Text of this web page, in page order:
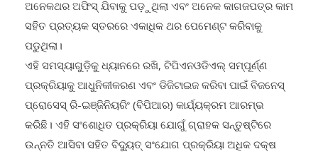
ଅନେକଥର ଅଫିସ୍ ଯିବାକୁ ପଡ଼ୁଥିଲା ଏବଂ ଅନେକ କାଗଜପତ୍ର କାମ
ସହିତ ପ୍ରତ୍ୟକ ସ୍ତରରେ ଏକାଧିକ ଥର ପେମେଣ୍ଟ କରିବାକୁ
ପଡୁଥିଲା।
ଏହି ସମସ୍ୟାଗୁଡ଼ିକୁ ଧ୍ୟାନରେ ରଖି, ଟିପିଏନଓଡିଏଲ୍ ସମ୍ପୂର୍ଣ୍ଣ
ପ୍ରକ୍ରିୟାକୁ ଆଧୁନିକୀକରଣ ଏବଂ ଡିଜିଟାଇଜ କରିବା ପାଇଁ ବିଜନେସ୍
ପ୍ରୋସେସ୍ ରି-ଇଞ୍ଜିନିୟରିଂ (ବିପିଆର) କାର୍ଯ୍ୟକ୍ରମ ଆରମ୍ଭ
କରିଛି। ଏହି ସଂଶୋଧିତ ପ୍ରକ୍ରିୟା ଯୋଗୁଁ ଗ୍ରାହକ ସନ୍ତୁଷ୍ଟିରେ
ଉନ୍ନତି ଆସିବା ସହିତ ବିଦ୍ୟୁତ୍ ସଂଯୋଗ ପ୍ରକ୍ରିୟା ଅଧିକ ଦକ୍ଷ